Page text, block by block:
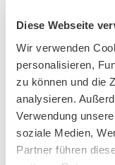
Diese Webseite
Wir verwenden
personalisieren,
zu können und die
analysieren.
Verwendung
soziale Medien,
Partner führen
neuen
gehört zum einen
Auskunftsfunktion
Zum anderen stellt
Mechanismus zum
personenbezogenen
Projektarbeit an die
Unternehmens